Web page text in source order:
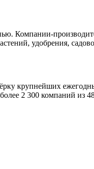
Компании-
удобрения,
крупнейших
2 300 компаний из